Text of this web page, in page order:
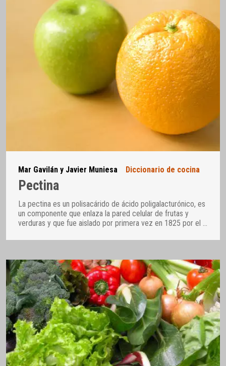
Mar Gavilán y Javier Muniesa Diccionario de cocina
Pectina
La pectina es un polisacárido de ácido poligalacturónico, es
un componente que enlaza la pared celular de frutas y
verduras y que fue aislado por primera vez en 1825 por el …